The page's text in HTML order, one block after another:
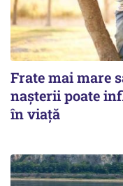
Frate mai mare
nașterii poate
în viață